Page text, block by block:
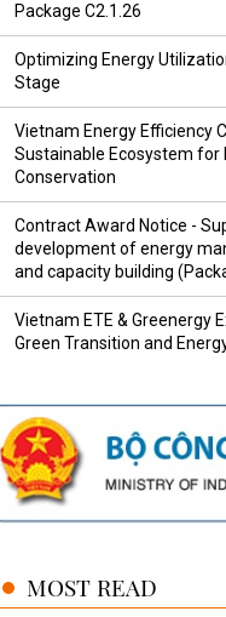
Package C2.1.26
Optimizing Energy
Stage
Vietnam Energy Efficiency
Sustainable Ecosystem for
Conservation
Contract Award Notice -
development of energy
and capacity building
Vietnam ETE & Greenergy
Green Transition and
MOST READ